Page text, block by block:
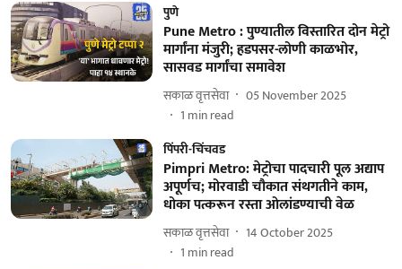
पुणे
Pune Metro : पुण्यातील विस्तारित दोन मेट्रो
मार्गांना मंजुरी; हडपसर-लोणी काळभोर,
सासवड मार्गांचा समावेश
सकाळ वृत्तसेवा
05 November 2025
1 min read
पिंपरी-चिंचवड
Pimpri Metro: मेट्रोचा पादचारी पूल अद्याप
अपूर्णच; मोरवाडी चौकात संथगतीने काम,
धोका पत्करून रस्ता ओलांडण्याची वेळ
सकाळ वृत्तसेवा
14 October 2025
1 min read